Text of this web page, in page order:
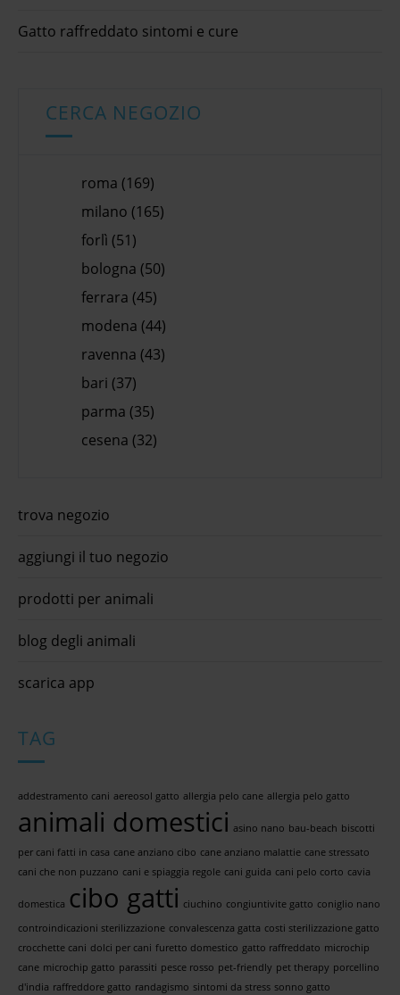
Gatto raffreddato sintomi e cure
CERCA NEGOZIO
roma (169)
milano (165)
forlì (51)
bologna (50)
ferrara (45)
modena (44)
ravenna (43)
bari (37)
parma (35)
cesena (32)
trova negozio
aggiungi il tuo negozio
prodotti per animali
blog degli animali
scarica app
TAG
addestramento cani aereosol gatto allergia pelo cane allergia pelo gatto
animali domestici asino nano bau-beach biscotti
per cani fatti in casa cane anziano cibo cane anziano malattie cane stressato
cani che non puzzano cani e spiaggia regole cani guida cani pelo corto cavia
domestica cibo gatti ciuchino congiuntivite gatto coniglio nano
controindicazioni sterilizzazione convalescenza gatta costi sterilizzazione gatto
crocchette cani dolci per cani furetto domestico gatto raffreddato microchip
cane microchip gatto parassiti pesce rosso pet-friendly pet therapy porcellino
d'india raffreddore gatto randagismo sintomi da stress sonno gatto